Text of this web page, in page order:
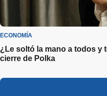
ECONOMÍA
¿Le soltó la mano a todos y
cierre de Polka